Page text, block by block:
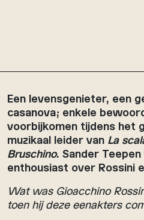
Een levensgenieter, een
casanova; enkele
voorbijkomen tijdens het
muzikaal leider van La
Bruschino. Sander
enthousiast over Rossini
Wat was Gioacchino
toen hij deze eenakters